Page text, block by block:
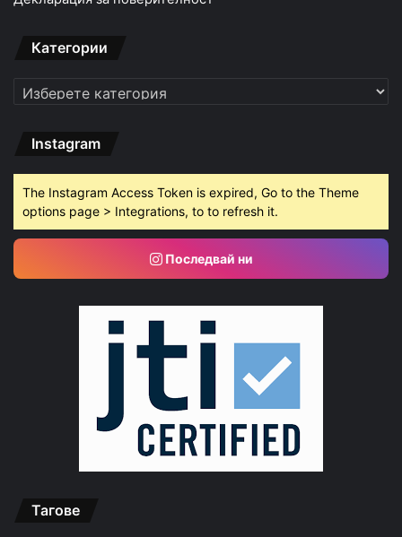
Категории
Категории
Instagram
The Instagram Access Token is expired, Go to the Theme
options page > Integrations, to to refresh it.
Последвай ни
Тагове